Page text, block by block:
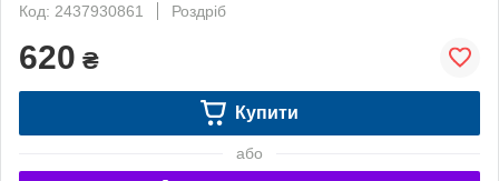
Код: 2437930861
Роздріб
620 ₴
Купити
або